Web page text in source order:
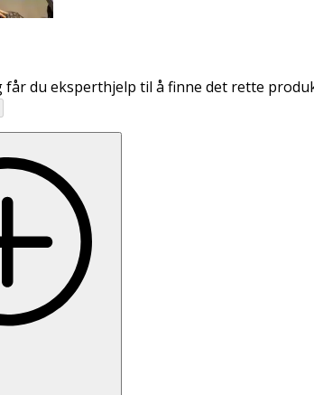
får du eksperthjelp til å finne det rette